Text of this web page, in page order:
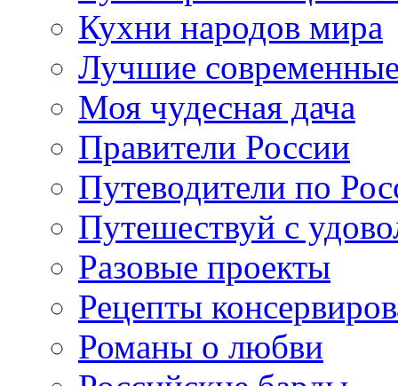
Кухни народов мира
Лучшие
Моя чудесная дача
Правители России
Путеводители по
Путешествуй с
Разовые проекты
Рецепты
Романы о любви